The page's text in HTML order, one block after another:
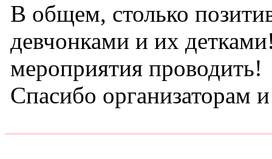
В общем, столько
девчонками и их
мероприятия проводить!
Спасибо организаторам